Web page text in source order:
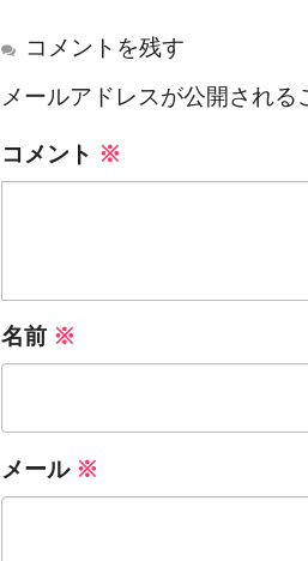
コメントを残す
メールアドレスが公開される
コメント ※
名前 ※
メール ※